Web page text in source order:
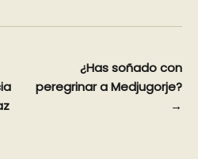
¿Has soñado con
peregrinar a Medjugorje?
→